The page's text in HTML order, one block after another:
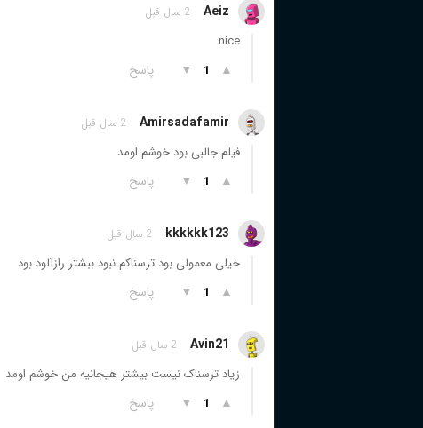
Aeiz 2 سال قبل
nice
▲
1
▼ پاسخ
Amirsadafamir 2 سال قبل
فیلم جالبی بود خوشم اومد
▲
1
▼ پاسخ
kkkkkk123 2 سال قبل
خیلی معمولی بود ترسناکم نبود ببشتر رازآلود بود
▲
1
▼ پاسخ
Avin21 2 سال قبل
زیاد ترسناک نیست بیشتر هیجانیه من خوشم اومد
▲
1
▼ پاسخ